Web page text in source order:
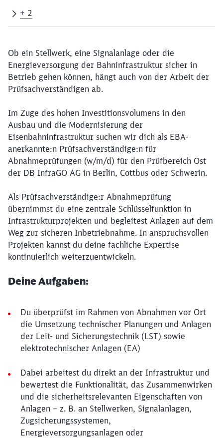
+ 2
Ob ein Stellwerk, eine Signalanlage oder die
Energieversorgung der Bahninfrastruktur sicher in
Betrieb gehen können, hängt auch von der Arbeit der
Prüfsachverständigen ab.
Im Zuge des hohen Investitionsvolumens in den
Ausbau und die Modernisierung der
Eisenbahninfrastruktur suchen wir dich als EBA-
anerkannte:n Prüfsachverständige:n für
Abnahmeprüfungen (w/m/d) für den Prüfbereich Ost
der DB InfraGO AG in Berlin, Cottbus oder Schwerin.
Als Prüfsachverständige:r Abnahmeprüfung
übernimmst du eine zentrale Schlüsselfunktion in
Infrastrukturprojekten und begleitest Anlagen auf dem
Weg zur sicheren Inbetriebnahme. In anspruchsvollen
Projekten kannst du deine fachliche Expertise
kontinuierlich weiterzuentwickeln.
Deine Aufgaben:
Du überprüfst im Rahmen von Abnahmen vor Ort
die Umsetzung technischer Planungen und Anlagen
der Leit- und Sicherungstechnik (LST) sowie
elektrotechnischer Anlagen (EA)
Dabei arbeitest du direkt an der Infrastruktur und
bewertest die Funktionalität, das Zusammenwirken
und die sicherheitsrelevanten Eigenschaften von
Anlagen – z. B. an Stellwerken, Signalanlagen,
Zugsicherungssystemen,
Energieversorgungsanlagen oder